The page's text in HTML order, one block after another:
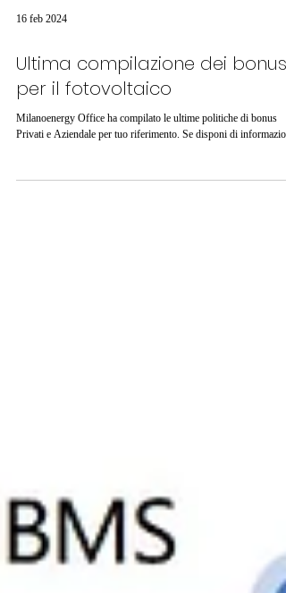
16 feb 2024
Ultima compilazione dei bonus
per il fotovoltaico
Privati e Aziendale per tuo riferimento. Se disponi di